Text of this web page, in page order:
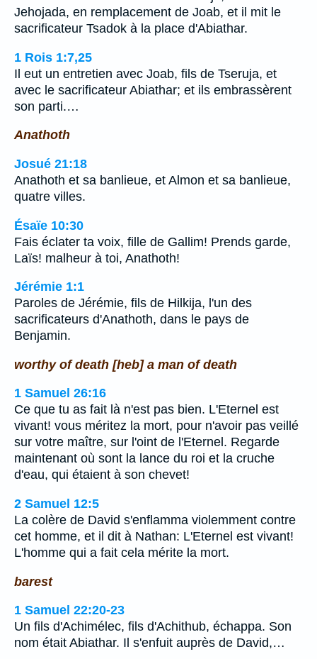
Jehojada, en remplacement de Joab, et il mit le
sacrificateur Tsadok à la place d'Abiathar.
1 Rois 1:7,25
Il eut un entretien avec Joab, fils de Tseruja, et
avec le sacrificateur Abiathar; et ils embrassèrent
son parti.…
Anathoth
Josué 21:18
Anathoth et sa banlieue, et Almon et sa banlieue,
quatre villes.
Ésaïe 10:30
Fais éclater ta voix, fille de Gallim! Prends garde,
Laïs! malheur à toi, Anathoth!
Jérémie 1:1
Paroles de Jérémie, fils de Hilkija, l'un des
sacrificateurs d'Anathoth, dans le pays de
Benjamin.
worthy of death [heb] a man of death
1 Samuel 26:16
Ce que tu as fait là n'est pas bien. L'Eternel est
vivant! vous méritez la mort, pour n'avoir pas veillé
sur votre maître, sur l'oint de l'Eternel. Regarde
maintenant où sont la lance du roi et la cruche
d'eau, qui étaient à son chevet!
2 Samuel 12:5
La colère de David s'enflamma violemment contre
cet homme, et il dit à Nathan: L'Eternel est vivant!
L'homme qui a fait cela mérite la mort.
barest
1 Samuel 22:20-23
Un fils d'Achimélec, fils d'Achithub, échappa. Son
nom était Abiathar. Il s'enfuit auprès de David,…